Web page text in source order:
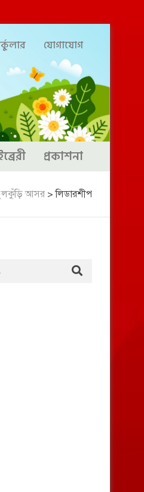
যোগাযোগ
প্রকাশনা
আসর >লিডারশীপ